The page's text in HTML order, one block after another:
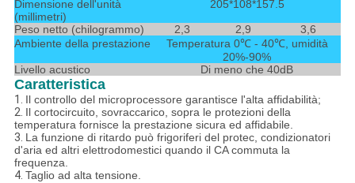
Dimensione dell'unità
(millimetri)
205*108*157.5
Peso netto (chilogrammo)
2,3 2,9
3,6
Ambiente della prestazione
Temperatura 0℃ - 40℃, umidità
20%-90%
Livello acustico
Di meno che 40dB
Caratteristica
1. Il controllo del microprocessore garantisce l'alta affidabilità;
2. Il cortocircuito, sovraccarico, sopra le protezioni della
temperatura fornisce la prestazione sicura ed affidabile.
3. La funzione di ritardo può frigoriferi del protec, condizionatori
d'aria ed altri elettrodomestici quando il CA commuta la
frequenza.
4. Taglio ad alta tensione.